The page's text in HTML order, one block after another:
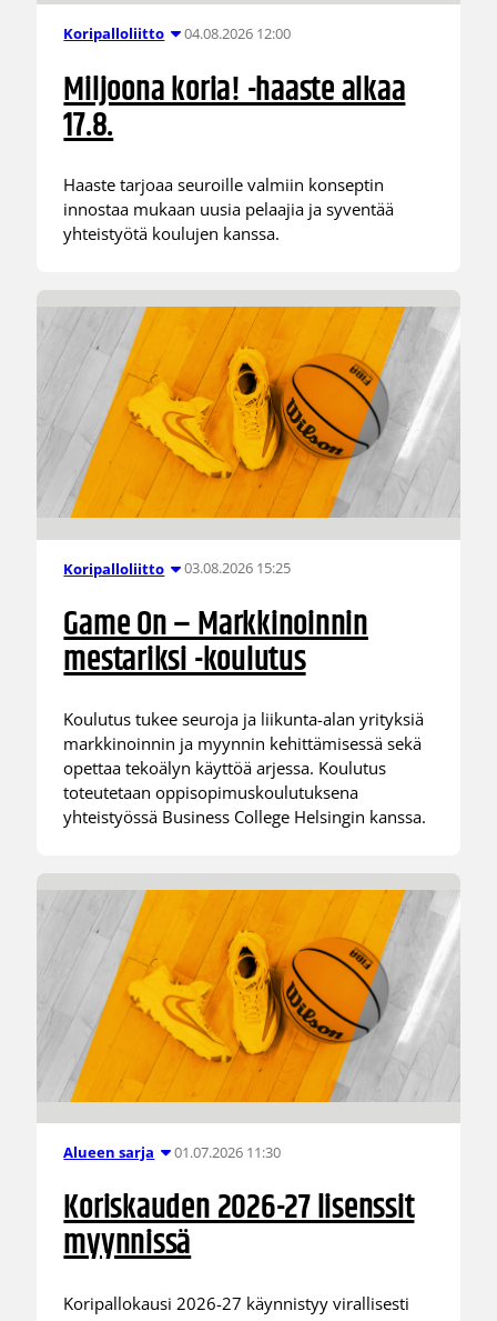
Koripalloliitto 04.08.2026 12:00
Miljoona koria! -haaste alkaa
17.8.
Haaste tarjoaa seuroille valmiin konseptin
innostaa mukaan uusia pelaajia ja syventää
yhteistyötä koulujen kanssa.
Koripalloliitto 03.08.2026 15:25
Game On – Markkinoinnin
mestariksi -koulutus
Koulutus tukee seuroja ja liikunta-alan yrityksiä
markkinoinnin ja myynnin kehittämisessä sekä
opettaa tekoälyn käyttöä arjessa. Koulutus
toteutetaan oppisopimuskoulutuksena
yhteistyössä Business College Helsingin kanssa.
Alueen sarja 01.07.2026 11:30
Koriskauden 2026-27 lisenssit
myynnissä
Koripallokausi 2026-27 käynnistyy virallisesti